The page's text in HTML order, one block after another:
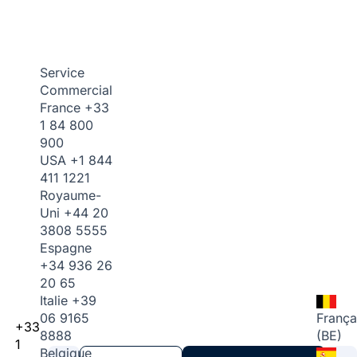
+33
1
Service
Commercial
France +33
1 84 800
900
USA +1 844
411 1221
Royaume-
Uni +44 20
3808 5555
Espagne
+34 936 26
20 65
Italie +39
06 9165
8888
Belgique
(BE)